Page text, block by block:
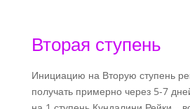
Вторая ступень
Инициацию на Вторую ступень
получать примерно через 5-7